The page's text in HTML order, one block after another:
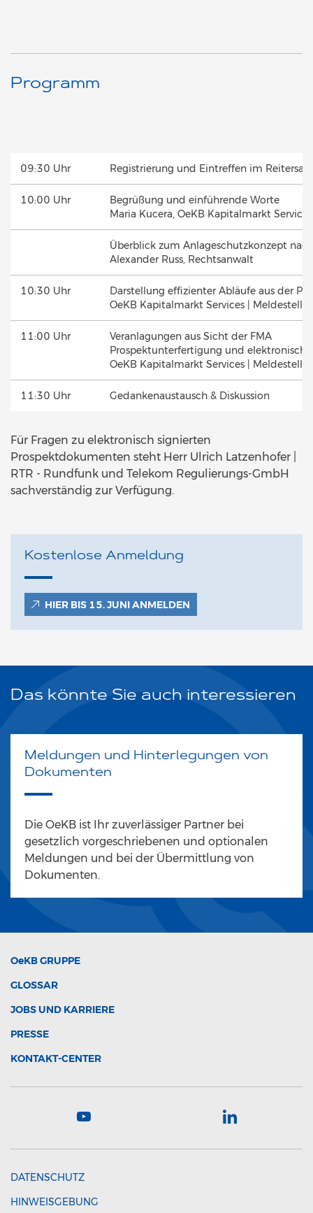
Programm
09:30 Uhr Registrierung und Eintreffen im
10:00 Uhr
Begrüßung und einführende Worte
Maria Kucera, OeKB Kapitalmarkt Services
Überblick zum Anlageschutzkonzept
Alexander Russ, Rechtsanwalt
10:30 Uhr
Darstellung effizienter Abläufe aus der
OeKB Kapitalmarkt Services |
11:00 Uhr
Veranlagungen aus Sicht der FMA
Prospektunterfertigung und
OeKB Kapitalmarkt Services | Meldestelle
11:30 Uhr Gedankenaustausch & Diskussion
Für Fragen zu elektronisch signierten
Prospektdokumenten steht Herr Ulrich Latzenhofer |
RTR - Rundfunk und Telekom Regulierungs-GmbH
sachverständig zur Verfügung.
Kostenlose Anmeldung
HIER BIS 15. JUNI ANMELDEN
Das könnte Sie auch interessieren
Meldungen und Hinterlegungen von
Dokumenten
Die OeKB ist Ihr zuverlässiger Partner bei
gesetzlich vorgeschriebenen und optionalen
Meldungen und bei der Übermittlung von
Dokumenten.
OeKBGRUPPE
GLOSSAR
JOBS UND KARRIERE
PRESSE
KONTAKT-CENTER
DATENSCHUTZ
HINWEISGEBUNG